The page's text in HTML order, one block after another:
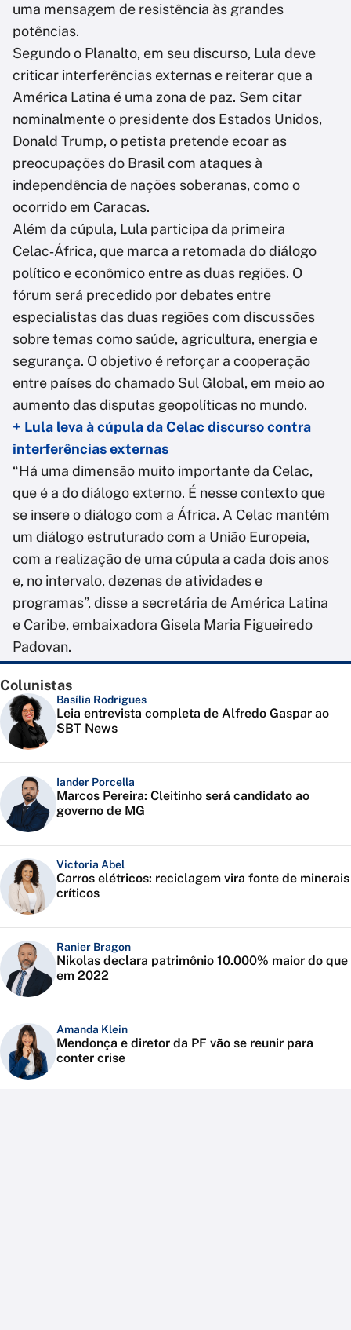
uma mensagem de resistência às grandes
potências.
Segundo o Planalto, em seu discurso, Lula deve
criticar interferências externas e reiterar que a
América Latina é uma zona de paz. Sem citar
nominalmente o presidente dos Estados Unidos,
Donald Trump, o petista pretende ecoar as
preocupações do Brasil com ataques à
independência de nações soberanas, como o
ocorrido em Caracas.
Além da cúpula, Lula participa da primeira
Celac‑África, que marca a retomada do diálogo
político e econômico entre as duas regiões. O
fórum será precedido por debates entre
especialistas das duas regiões com discussões
sobre temas como saúde, agricultura, energia e
segurança. O objetivo é reforçar a cooperação
entre países do chamado Sul Global, em meio ao
aumento das disputas geopolíticas no mundo.
+ Lula leva à cúpula da Celac discurso contra
interferências externas
“Há uma dimensão muito importante da Celac,
que é a do diálogo externo. É nesse contexto que
se insere o diálogo com a África. A Celac mantém
um diálogo estruturado com a União Europeia,
com a realização de uma cúpula a cada dois anos
e, no intervalo, dezenas de atividades e
programas”, disse a secretária de América Latina
e Caribe, embaixadora Gisela Maria Figueiredo
Padovan.
Colunistas
Basília Rodrigues
Leia entrevista completa de Alfredo Gaspar ao
SBT News
Iander Porcella
Marcos Pereira: Cleitinho será candidato ao
governo de MG
Victoria Abel
Carros elétricos: reciclagem vira fonte de minerais
críticos
Ranier Bragon
Nikolas declara patrimônio 10.000% maior do que
em 2022
Amanda Klein
Mendonça e diretor da PF vão se reunir para
conter crise